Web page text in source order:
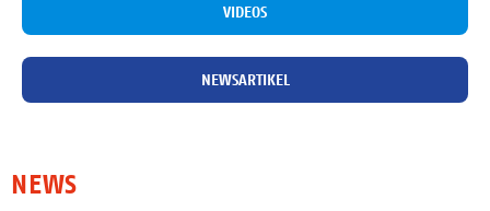
VIDEOS
NEWSARTIKEL
NEWS